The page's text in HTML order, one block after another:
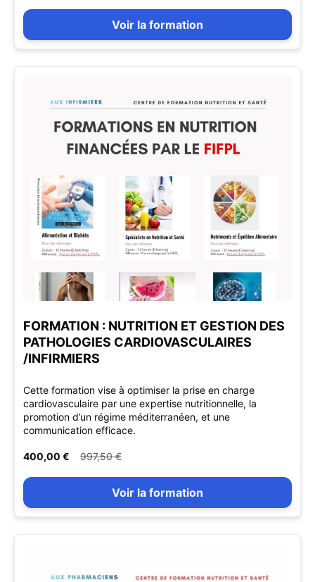
Voir la formation
FORMATION : NUTRITION ET GESTION DES
PATHOLOGIES CARDIOVASCULAIRES
/INFIRMIERS
Cette formation vise à optimiser la prise en charge
cardiovasculaire par une expertise nutritionnelle, la
promotion d’un régime méditerranéen, et une
communication efficace.
400,00 € 997,50 €
Voir la formation